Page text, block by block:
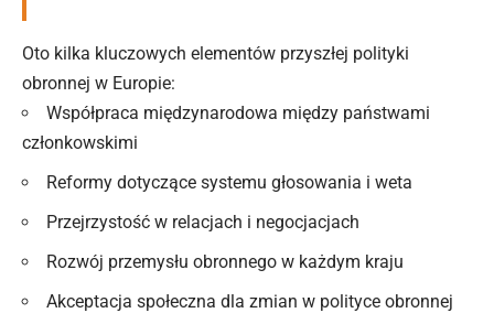
Oto kilka kluczowych elementów przyszłej polityki
obronnej w Europie:
Współpraca międzynarodowa między państwami
członkowskimi
Reformy dotyczące systemu głosowania i weta
Przejrzystość w relacjach i negocjacjach
Rozwój przemysłu obronnego w każdym kraju
Akceptacja społeczna dla zmian w polityce obronnej